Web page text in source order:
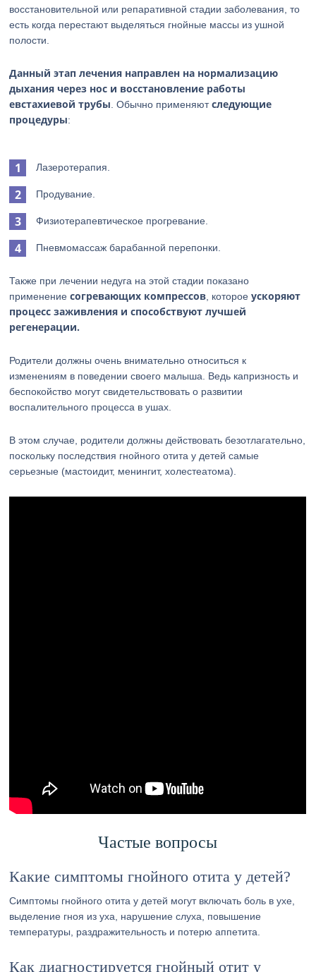
восстановительной или репаративной стадии заболевания, то
есть когда перестают выделяться гнойные массы из ушной
полости.
Данный этап лечения направлен на нормализацию
дыхания через нос и восстановление работы
евстахиевой трубы . Обычно применяютследующие
процедуры:
Лазеротерапия.
Продувание.
Физиотерапевтическое прогревание.
Пневмомассаж барабанной перепонки.
Также при лечении недуга на этой стадии показано
применениесогревающих компрессов , котороеускоряют
процесс заживления и способствуют лучшей
регенерации.
Родители должны очень внимательно относиться к
изменениям в поведении своего малыша. Ведь капризность и
беспокойство могут свидетельствовать о развитии
воспалительного процесса в ушах.
В этом случае, родители должны действовать безотлагательно,
поскольку последствия гнойного отита у детей самые
серьезные (мастоидит, менингит, холестеатома).
Частые вопросы
Какие симптомы гнойного отита у детей?
Симптомы гнойного отита у детей могут включать боль в ухе,
выделение гноя из уха, нарушение слуха, повышение
температуры, раздражительность и потерю аппетита.
Как диагностируется гнойный отит у